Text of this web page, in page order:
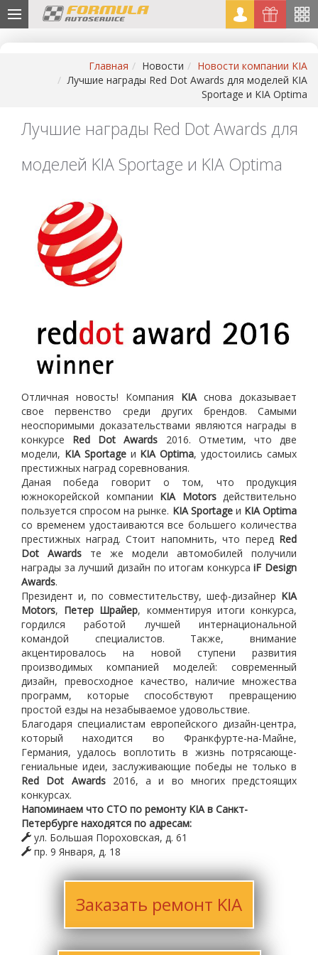
Главная Новости
Новости компании KIA
Лучшие награды Red Dot Awards для моделей KIA
Sportage и KIA Optima
Лучшие награды Red Dot Awards для
моделей KIA Sportage и KIA Optima
Отличная новость! Компания KIAснова доказывает
свое первенство среди других брендов. Самыми
неоспоримыми доказательствами являются награды в
конкурсе Red Dot Awards 2016. Отметим, что две
модели, KIA Sportageи KIAOptima, удостоились самых
престижных наград соревнования.
Даная победа говорит о том, что продукция
южнокорейской компании KIA Motorsдействительно
пользуется спросом на рынке. KIA Sportageи KIAOptima
со временем удостаиваются все большего количества
престижных наград. Стоит напомнить, что перед Red
Dot Awards те же модели автомобилей получили
награды за лучший дизайн по итогам конкурсаiF Design
Awards.
Президент и, по совместительству, шеф-дизайнер KIA
Motors, Петер Шрайер, комментируя итоги конкурса,
гордился работой лучшей интернациональной
командой специалистов. Также, внимание
акцентировалось на новой ступени развития
производимых компанией моделей: современный
дизайн, превосходное качество, наличие множества
программ, которые способствуют превращению
простой езды на незабываемое удовольствие.
Благодаря специалистам европейского дизайн-центра,
который находится во Франкфурте-на-Майне,
Германия, удалось воплотить в жизнь потрясающе-
гениальные идеи, заслуживающие победы не только в
Red Dot Awards2016, а и во многих предстоящих
конкурсах.
Напоминаем что СТО по ремонту KIA в Санкт-
Петербурге находятся по адресам:
ул. Большая Пороховская, д. 61
пр. 9 Января, д. 18
Заказать ремонт KIA